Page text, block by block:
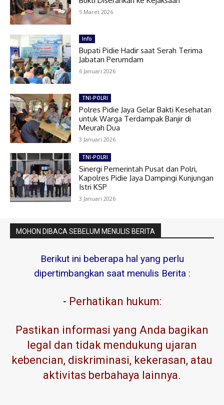
5 Maret 2026
Info
Bupati Pidie Hadir saat Serah Terima
Jabatan Perumdam
6 Januari 2026
TNI-POLRI
Polres Pidie Jaya Gelar Bakti Kesehatan
untuk Warga Terdampak Banjir di
Meurah Dua
3 Januari 2026
TNI-POLRI
Sinergi Pemerintah Pusat dan Polri,
Kapolres Pidie Jaya Dampingi Kunjungan
Istri KSP
3 Januari 2026
MOHON DIBACA SEBELUM MENULIS BERITA
Berikut ini beberapa hal yang perlu
dipertimbangkan saat menulis Berita :
- Perhatikan hukum:
Pastikan informasi yang Anda bagikan
legal dan tidak mendukung ujaran
kebencian, diskriminasi, kekerasan, atau
aktivitas berbahaya lainnya.